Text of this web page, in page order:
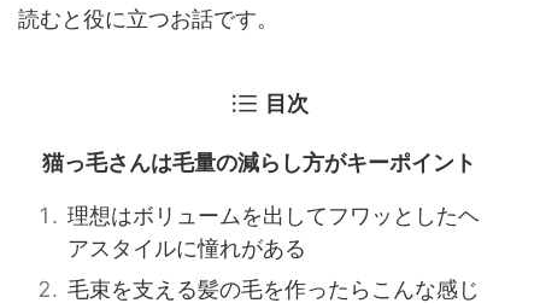
読むと役に立つお話です。
目次
猫っ毛さんは毛量の減らし方がキーポイント
理想はボリュームを出してフワッとしたヘ
アスタイルに憧れがある
毛束を支える髪の毛を作ったらこんな感じ